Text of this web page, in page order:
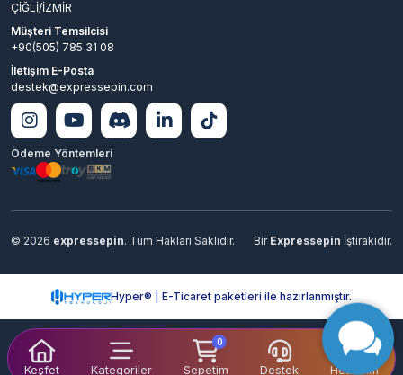
Keşfet Kategoriler
0
Sepetim Destek Hesabım
ÇİĞLİ/İZMİR
Müşteri Temsilcisi
+90(505) 785 31 08
İletişim E-Posta
destek@expressepin.com
Ödeme Yöntemleri
© 2026 expressepin. Tüm Hakları Saklıdır. Bir Expressepin İştirakidir.
Hyper® | E-Ticaret paketleri ile hazırlanmıştır.